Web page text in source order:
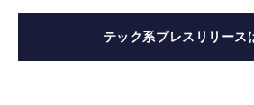
テック系プレスリリース